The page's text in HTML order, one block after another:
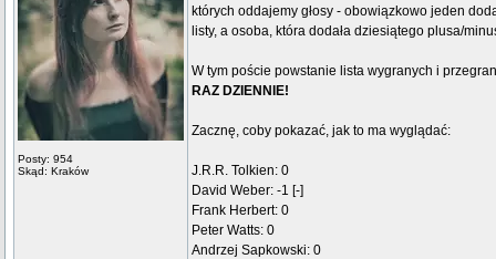
Posty: 954
Skąd: Kraków
których oddajemy głosy - obowiązkowo jeden
listy, a osoba, która dodała dziesiątego plusa/
W tym poście powstanie lista wygranych i
RAZ DZIENNIE!
Zacznę, coby pokazać, jak to ma wyglądać:
J.R.R. Tolkien: 0
David Weber: -1 [-]
Frank Herbert: 0
Peter Watts: 0
Andrzej Sapkowski: 0